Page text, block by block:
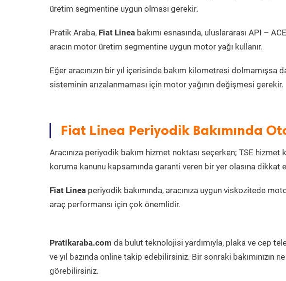
üretim segmentine uygun olması gerekir.
Pratik Araba, Fiat Linea bakımı esnasında, uluslararası API –
aracın motor üretim segmentine uygun motor yağı kullanır.
Eğer aracınızın bir yıl içerisinde bakım kilometresi
sisteminin arızalanmaması için motor yağının değişmesi gerekir.
Fiat Linea Periyodik Bakımında
Aracınıza periyodik bakım hizmet noktası seçerken; TSE
koruma kanunu kapsamında garanti veren bir yer olasına dikkat
Fiat Linea periyodik bakımında, aracınıza uygun viskozitede
araç performansı için çok önemlidir.
Pratikaraba.com da bulut teknolojisi yardımıyla, plaka ve cep
ve yıl bazında online takip edebilirsiniz. Bir sonraki bakımınızın
görebilirsiniz.